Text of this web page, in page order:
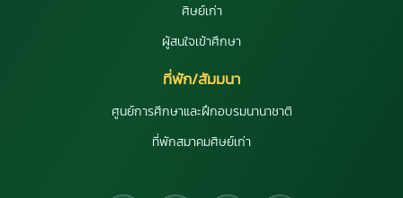
ศิษย์เก่า
ผู้สนใจเข้าศึกษา
ที่พัก/สัมมนา
ศูนย์การศึกษาและฝึกอบรมนานาชาติ
ที่พักสมาคมศิษย์เก่า